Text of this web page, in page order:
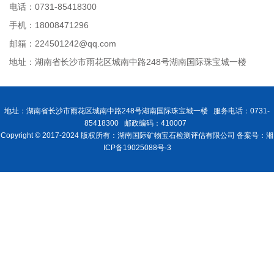
电话：0731-85418300
手机：18008471296
邮箱：224501242@qq.com
地址：湖南省长沙市雨花区城南中路248号湖南国际珠宝城一楼
地址：湖南省长沙市雨花区城南中路248号湖南国际珠宝城一楼 服务电话：0731-
85418300 邮政编码：410007
Copyright © 2017-2024 版权所有：湖南国际矿物宝石检测评估有限公司 备案号：湘
ICP备19025088号-3